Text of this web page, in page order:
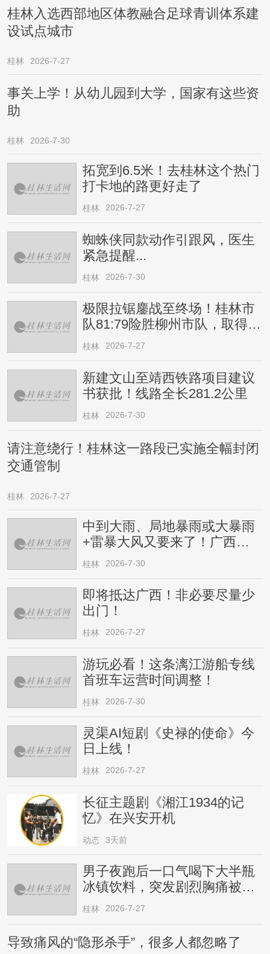
桂林入选西部地区体教融合足球青训体系建
设试点城市
桂林 2026-7-27
事关上学！从幼儿园到大学，国家有这些资
助
桂林 2026-7-30
拓宽到6.5米！去桂林这个热门
打卡地的路更好走了
桂林 2026-7-27
蜘蛛侠同款动作引跟风，医生
紧急提醒...
桂林 2026-7-30
极限拉锯鏖战至终场！桂林市
队81:79险胜柳州市队，取得四
连胜
桂林 2026-7-27
新建文山至靖西铁路项目建议
书获批！线路全长281.2公里
桂林 2026-7-30
请注意绕行！桂林这一路段已实施全幅封闭
交通管制
桂林 2026-7-27
中到大雨、局地暴雨或大暴雨
+雷暴大风又要来了！广西人
请注意
桂林 2026-7-30
即将抵达广西！非必要尽量少
出门！
桂林 2026-7-27
游玩必看！这条漓江游船专线
首班车运营时间调整！
桂林 2026-7-30
灵渠AI短剧《史禄的使命》今
日上线！
桂林 2026-7-27
长征主题剧《湘江1934的记
忆》在兴安开机
动态 3天前
男子夜跑后一口气喝下大半瓶
冰镇饮料，突发剧烈胸痛被送
医！医生提醒→
桂林 2026-7-27
导致痛风的“隐形杀手”，很多人都忽略了